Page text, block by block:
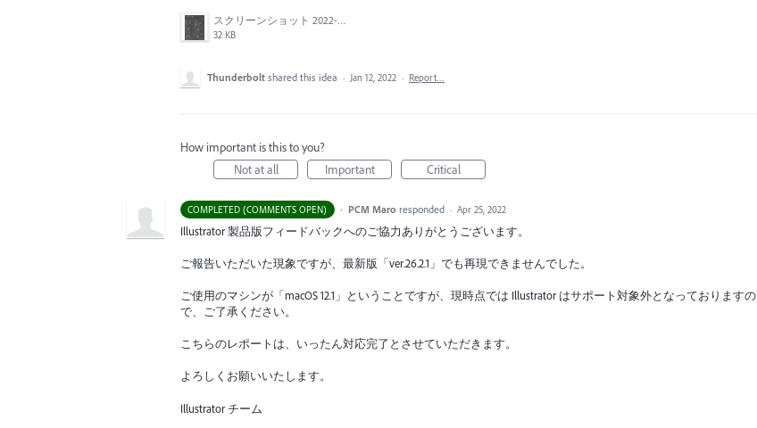
スクリーンショット 2022-01-12 14.42.51.png
32 KB
Thunderbolt shared this idea · Jan 12, 2022 · Report…
How important is this to you?
Not at all
Important Critical
COMPLETED (COMMENTS OPEN) · PCM Maro responded · Apr 25, 2022
Illustrator 製品版フィードバックへのご協力ありがとうございます。
ご報告いただいた現象ですが、最新版「ver.26.2.1」でも再現できませんでした。
ご使用のマシンが「macOS 12.1」ということですが、現時点では Illustrator はサポート対象外となっておりますの
で、ご了承ください。
こちらのレポートは、いったん対応完了とさせていただきます。
よろしくお願いいたします。
Illustrator チーム